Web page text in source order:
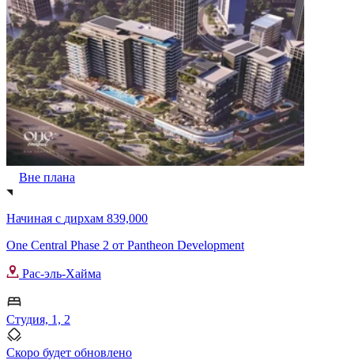
Вне плана
Начиная с дирхам 839,000
One Central Phase 2 от Pantheon Development
Рас-эль-Хайма
Студия, 1, 2
Скоро будет обновлено